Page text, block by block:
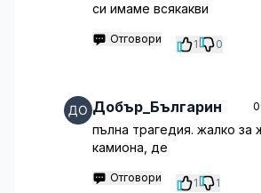
си имаме всякакви
Отговори 1 0
Добър_Българин
пълна трагедия. жалко за
камиона, де
Отговори 1 1